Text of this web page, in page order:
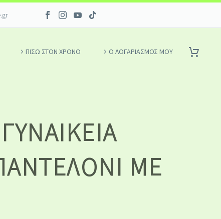
ΠΙΣΩ ΣΤΟΝ ΧΡΟΝΟ Ο ΛΟΓΑΡΙΑΣΜΌΣ ΜΟΥ
ΜΕ